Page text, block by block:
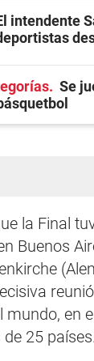
intendente
Se
la Final
Buenos
mundo, en
25 países.